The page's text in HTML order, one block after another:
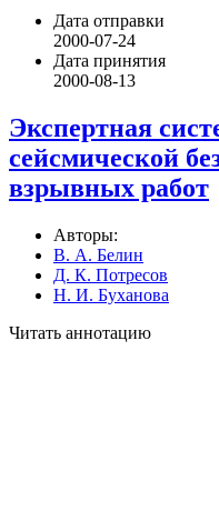
Дата отправки
2000-07-24
Дата принятия
2000-08-13
Экспертная
сейсмической
взрывных работ
Авторы:
В. А. Белин
Д. К. Потресов
Н. И. Буханова
Читать аннотацию